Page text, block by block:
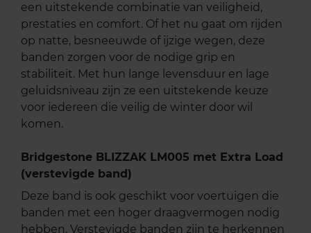
een uitstekende combinatie van veiligheid,
prestaties en comfort. Of het nu gaat om rijden
op natte, besneeuwde of ijzige wegen, deze
banden zorgen voor de nodige grip en
stabiliteit. Met hun lange levensduur en lage
geluidsniveau zijn ze een uitstekende keuze
voor iedereen die veilig de winter door wil
komen.
Bridgestone BLIZZAK LM005 met Extra Load
(verstevigde band)
Deze band is ook geschikt voor voertuigen die
banden met een hoger draagvermogen nodig
hebben. Verstevigde banden zijn te herkennen